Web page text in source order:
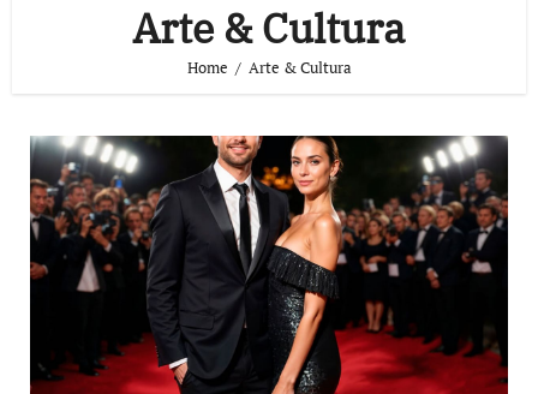
Arte & Cultura
Home Arte & Cultura